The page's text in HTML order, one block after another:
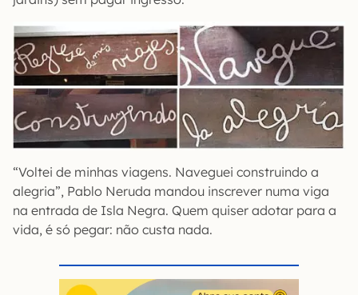
“Voltei de minhas viagens. Naveguei construindo a
alegria”, Pablo Neruda mandou inscrever numa viga
na entrada de Isla Negra. Quem quiser adotar para a
vida, é só pegar: não custa nada.